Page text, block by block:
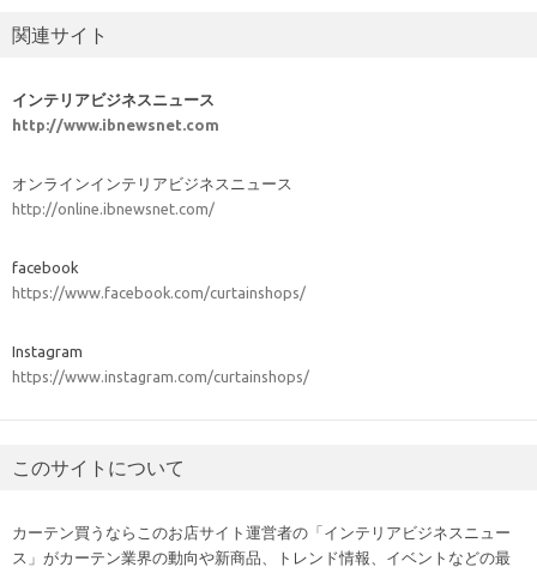
関連サイト
インテリアビジネスニュース
http://www.ibnewsnet.com
オンラインインテリアビジネスニュース
http://online.ibnewsnet.com/
facebook
https://www.facebook.com/curtainshops/
Instagram
https://www.instagram.com/curtainshops/
このサイトについて
カーテン買うならこのお店サイト運営者の「インテリアビジネスニュー
ス」がカーテン業界の動向や新商品、トレンド情報、イベントなどの最